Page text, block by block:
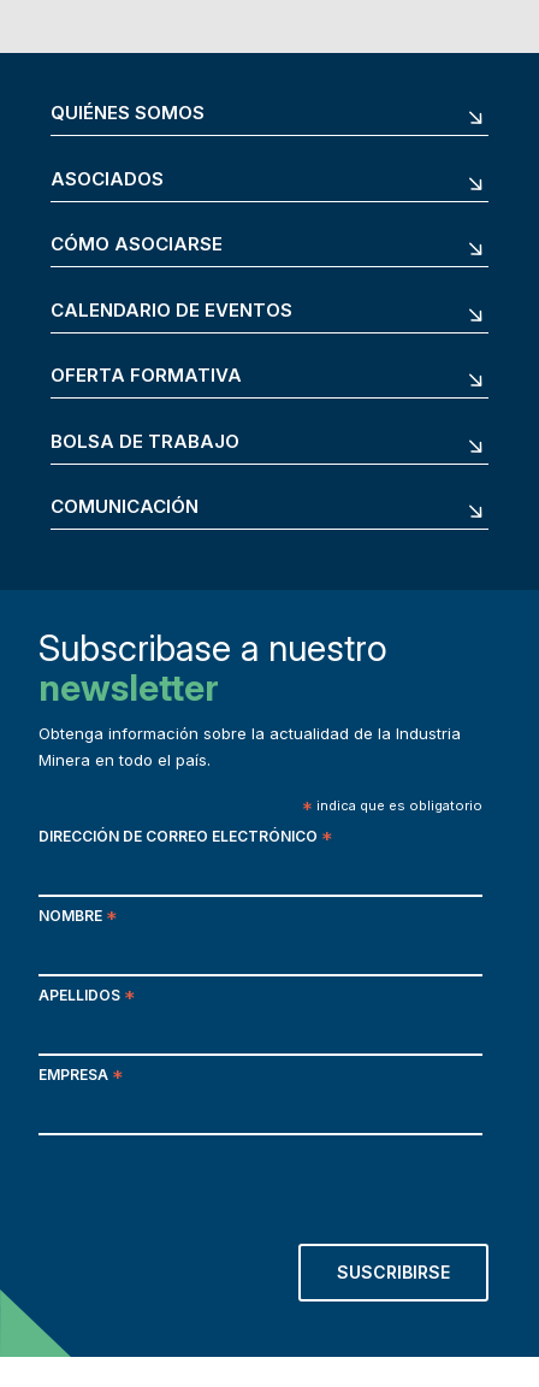
QUIÉNES SOMOS
ASOCIADOS
CÓMO ASOCIARSE
CALENDARIO DE EVENTOS
OFERTA FORMATIVA
BOLSA DE TRABAJO
COMUNICACIÓN
Subscribase a nuestro
newsletter
Obtenga información sobre la actualidad de la Industria
Minera en todo el país.
* indica que es obligatorio
DIRECCIÓN DE CORREO ELECTRÓNICO *
NOMBRE *
APELLIDOS *
EMPRESA *